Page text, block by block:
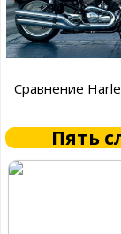
Сравнение
Пять